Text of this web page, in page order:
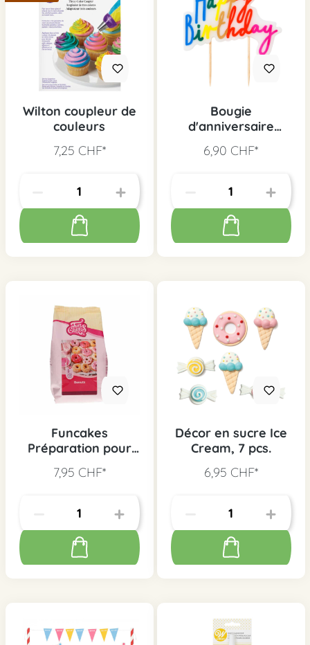
Wilton coupleur de
couleurs
7,25 CHF*
Bougie
d'anniversaire
6,90 CHF*
Funcakes
Préparation pour
7,95 CHF*
Décor en sucre Ice
Cream, 7 pcs.
6,95 CHF*